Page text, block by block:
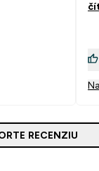
RECENZIU